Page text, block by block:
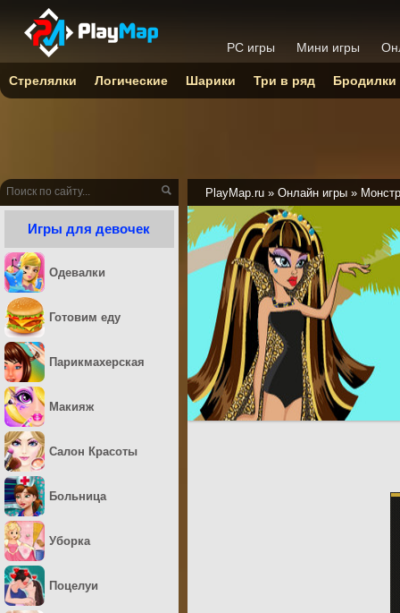
PlayMap.ru » Онлайн игры »
Игры для девочек
Одевалки
Готовим еду
Парикмахерская
Макияж
Салон Красоты
Больница
Уборка
Поцелуи
PC игры Мини игры
Стрелялки Логические Шарики Три в ряд Бродилки